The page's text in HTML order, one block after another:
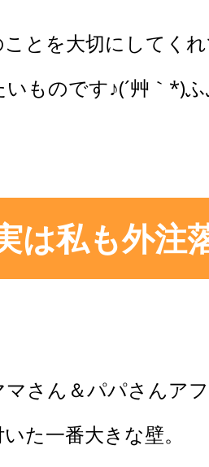
ことを大切にしてく
ものです♪(´艸｀*)
は私も外注
マさん＆パパさんア
た一番大きな壁。